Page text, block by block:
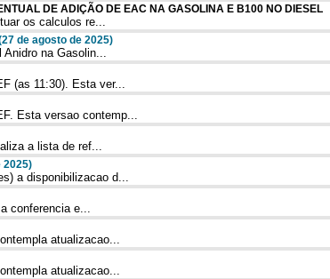
DE ADIÇÃO DE EAC NA GASOLINA E B100 NO DIESEL
os calculos re...
de agosto de 2025)
na Gasolin...
(as 11:30). Esta ver...
Esta versao contemp...
a lista de ref...
2025)
a disponibilizacao d...
conferencia e...
atualizacao...
atualizacao...